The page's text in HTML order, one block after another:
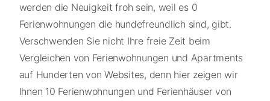
werden die Neuigkeit froh sein, weil es 0
Ferienwohnungen die hundefreundlich sind, gibt.
Verschwenden Sie nicht Ihre freie Zeit beim
Vergleichen von Ferienwohnungen und Apartments
auf Hunderten von Websites, denn hier zeigen wir
Ihnen 10 Ferienwohnungen und Ferienhäuser von